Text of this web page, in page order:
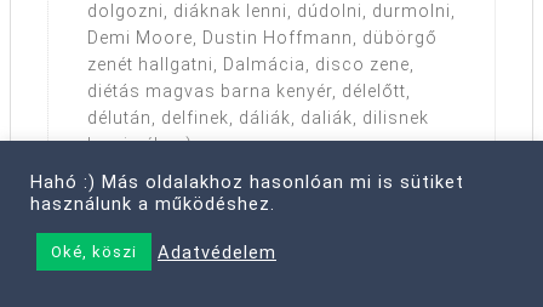
dolgozni, diáknak lenni, dúdolni, durmolni,
Demi Moore, Dustin Hoffmann, dübörgő
zenét hallgatni, Dalmácia, disco zene,
diétás magvas barna kenyér, délelőtt,
délután, delfinek, dáliák, daliák, dilisnek
lenni néha :)
Reply
Hahó :) Más oldalakhoz hasonlóan mi is sütiket
használunk a működéshez.
Oké, köszi Adatvédelem